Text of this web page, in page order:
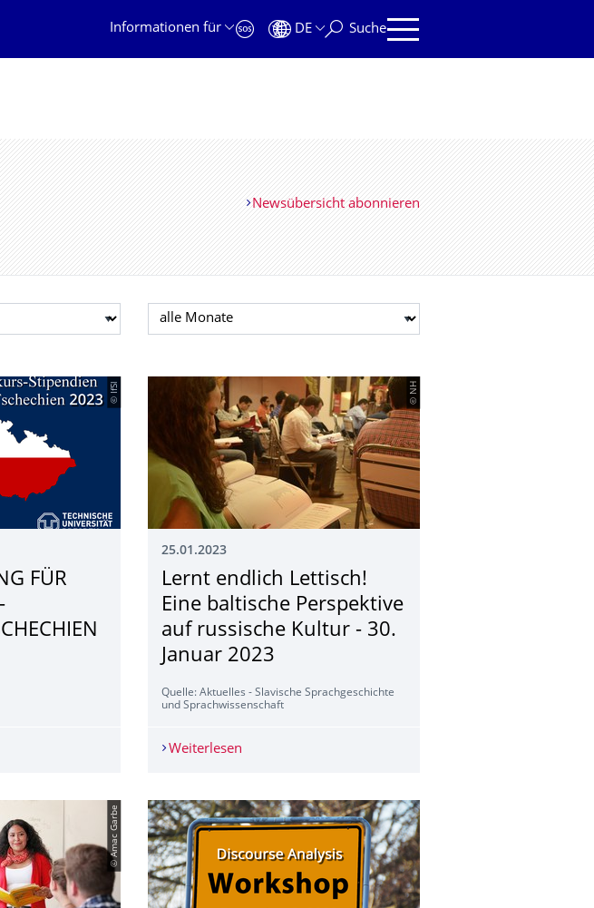
Informationen für
DE Suche
Newsübersicht abonnieren
Monat auswählen
© IfSl
FÜR
FÜR SOM­MERKURS-STIPENDIEN TSCHECHIEN 2023
© NH
25.01.2023
Lernt endlich Lettisch!
Eine baltische Perspektive
auf russische Kultur - 30.
Januar 2023
Quelle: Aktuelles - Slavische Sprachgeschichte
und Sprachwissenschaft
Weiterlesen
© Amac Garbe